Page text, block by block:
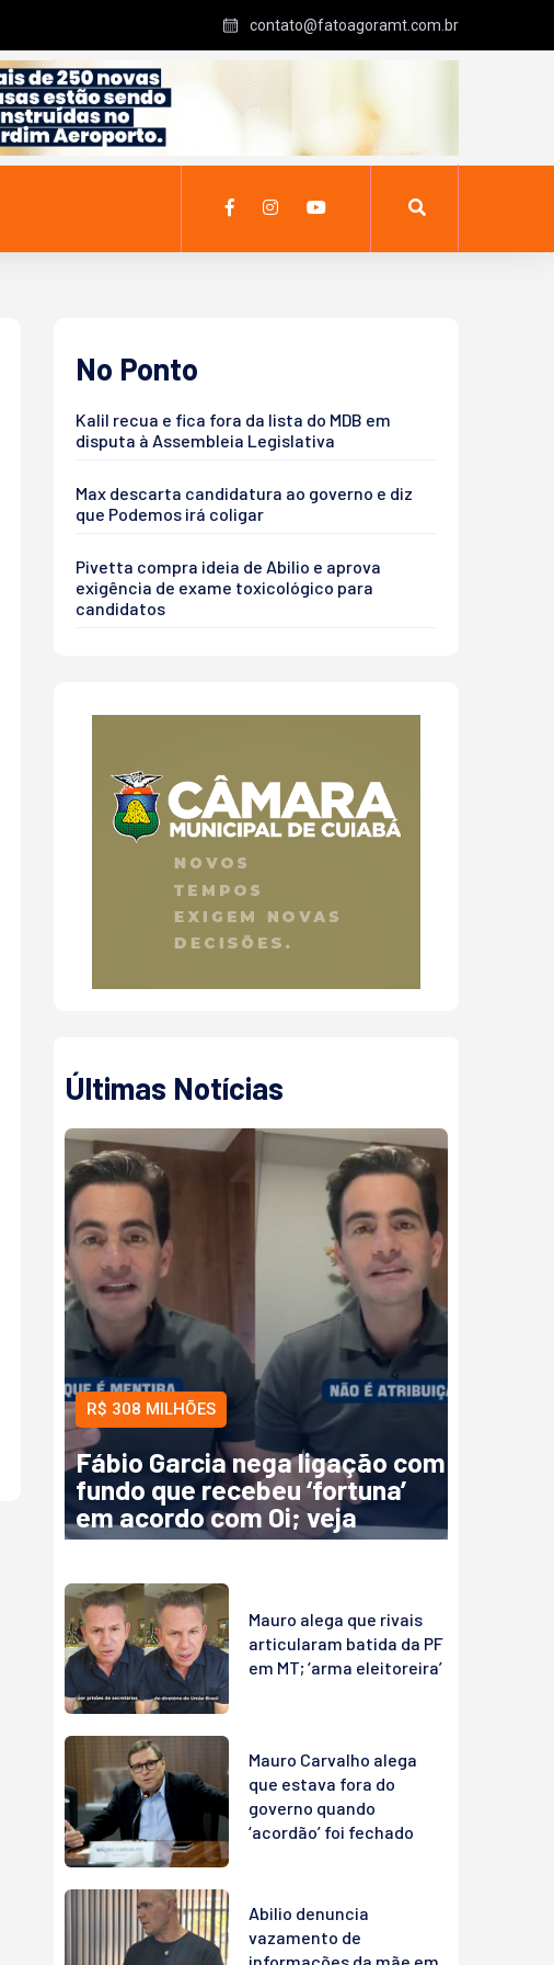
contato@fatoagoramt.com.br
No Ponto
Kalil recua e fica fora da lista do MDB em
disputa à Assembleia Legislativa
Max descarta candidatura ao governo e diz
que Podemos irá coligar
Pivetta compra ideia de Abilio e aprova
exigência de exame toxicológico para
candidatos
Últimas Notícias
R$ 308 MILHÕES
Fábio Garcia nega ligação com
fundo que recebeu ‘fortuna’
em acordo com Oi; veja
Mauro alega que rivais
articularam batida da PF
em MT; ‘arma eleitoreira’
Mauro Carvalho alega
que estava fora do
governo quando
‘acordão’ foi fechado
Abilio denuncia
vazamento de